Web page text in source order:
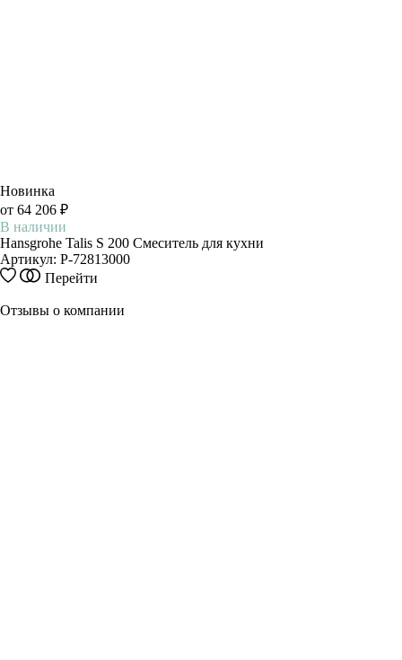
Новинка
от 64 206 ₽
В наличии
Hansgrohe Talis S 200 Смеситель для кухни
Артикул: P-72813000
Перейти
имеет
Отзывы о компании